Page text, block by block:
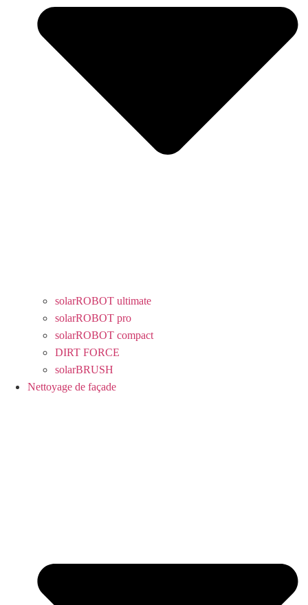
solarROBOT ultimate
solarROBOT pro
solarROBOT compact
DIRT FORCE
solarBRUSH
Nettoyage de façade